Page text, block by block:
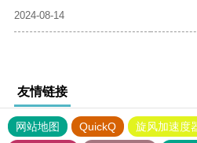
2024-08-14
友情链接
网站地图 QuickQ 旋风加速度